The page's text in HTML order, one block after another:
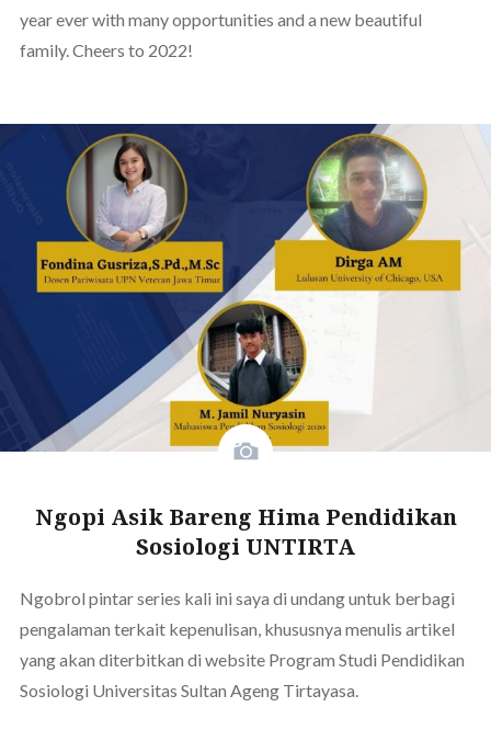
year ever with many opportunities and a new beautiful
family. Cheers to 2022!
Ngopi Asik Bareng Hima Pendidikan
Sosiologi UNTIRTA
Ngobrol pintar series kali ini saya di undang untuk berbagi
pengalaman terkait kepenulisan, khususnya menulis artikel
yang akan diterbitkan di website Program Studi Pendidikan
Sosiologi Universitas Sultan Ageng Tirtayasa.